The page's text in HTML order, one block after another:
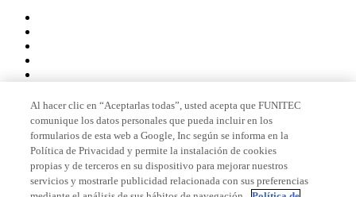
Miembro de
Acreditaciones
Al hacer clic en “Aceptarlas todas”, usted acepta que FUNITEC
comunique los datos personales que pueda incluir en los
formularios de esta web a Google, Inc según se informa en la
Política de Privacidad y permite la instalación de cookies
propias y de terceros en su dispositivo para mejorar nuestros
servicios y mostrarle publicidad relacionada con sus preferencias